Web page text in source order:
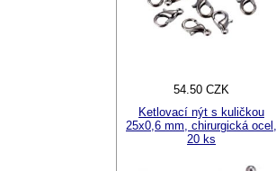
54.50 CZK
Ketlovací nýt s kuličkou
25x0,6 mm, chirurgická ocel,
20 ks